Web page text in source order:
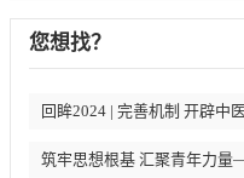
您想找？
回眸2024 | 完善机制 开辟中
筑牢思想根基 汇聚青年力